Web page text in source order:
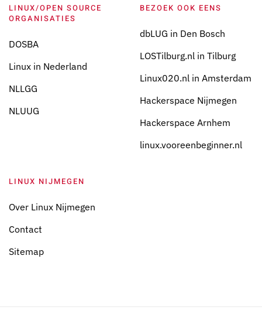
LINUX/OPEN SOURCE
ORGANISATIES
DOSBA
Linux in Nederland
NLLGG
NLUUG
BEZOEK OOK EENS
dbLUG in Den Bosch
LOSTilburg.nl in Tilburg
Linux020.nl in Amsterdam
Hackerspace Nijmegen
Hackerspace Arnhem
linux.vooreenbeginner.nl
LINUX NIJMEGEN
Over Linux Nijmegen
Contact
Sitemap